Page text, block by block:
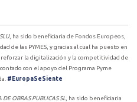
, ha sido beneficiaria de Fondos Europeos,
de las PYMES, y gracias al cual ha puesto en
reforzar la digitalización y la competitividad de
con el apoyo del Programa Pyme
#EuropaSeSiente
OBRAS PUBLICAS SL , ha sido beneficiaria